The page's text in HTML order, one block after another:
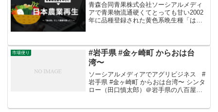
青森合同青果株式会社ソーシアルメディ
アで青果物流通硬くてとっても甘い2002
年に品種登録された黄色系晩生種「はる
ー、密が入りやすくとび...
市場便り
#岩手県 #金ヶ崎町 からおは台
湾〜
ソーシアルメディアでアグリビジネス #
岩手県 #金ヶ崎町 からおは台湾〜 シンタ
ロー（田口慎太郎）＠岩手県の八百屋‏